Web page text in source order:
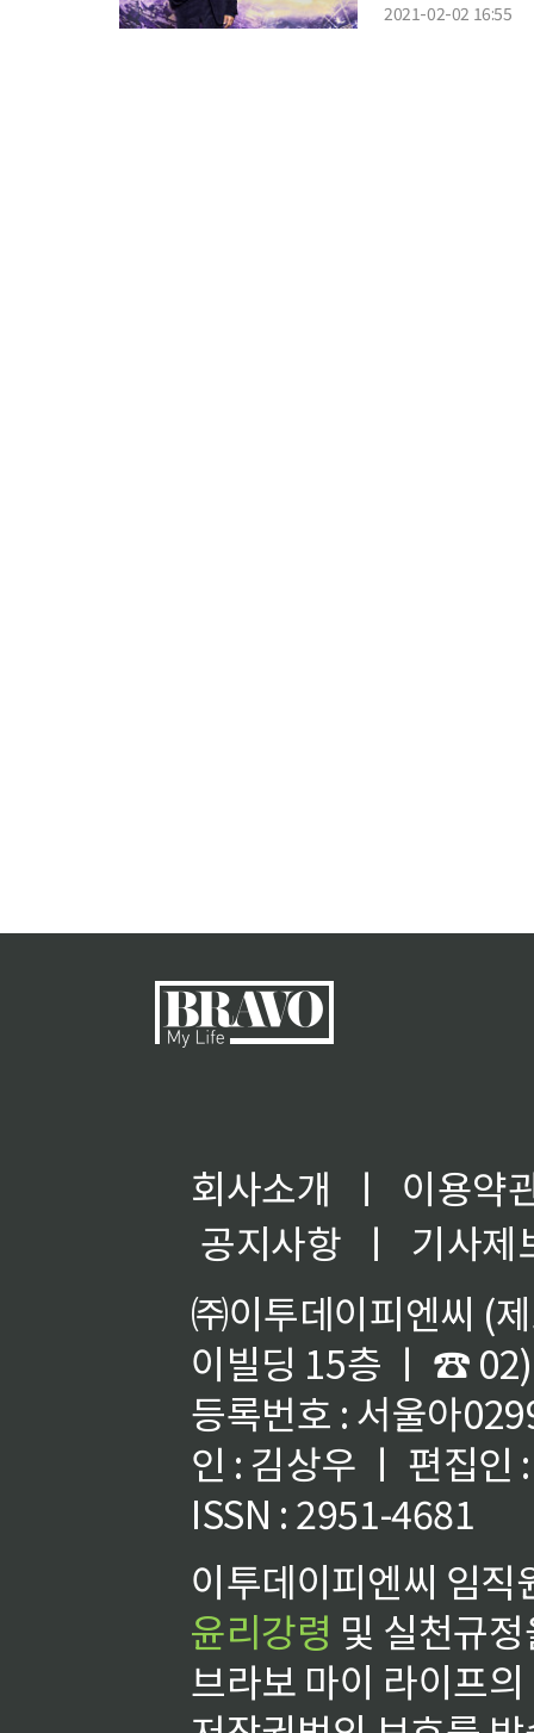
2021-02-02 16:55
회사소개 ㅣ
이용약
공지사항
ㅣ
기사제
㈜이투데이피엔씨 (
이빌딩 15층 ㅣ ☎
등록번호 : 서울아
인 : 김상우 ㅣ 편집인
ISSN : 2951-4681
이투데이피엔씨 임
윤리강령 및 실천규
브라보 마이 라이프